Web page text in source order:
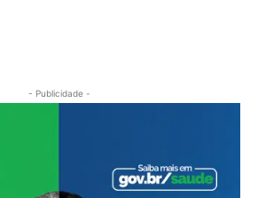
- Publicidade -